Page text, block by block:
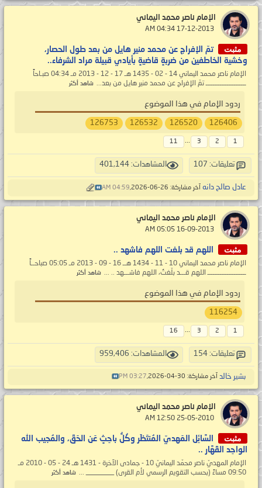
الإمام ناصر محمد اليماني
مثبت
تمّ الإفراج عن محمد منير هايل من بعد طول الحصار،
وخشية الخاطفين من ضربةٍ قاضيةٍ بأيادي قبيلة مراد الشرفاء..
الإمام ناصر محمد اليماني 14 - 02 - 1435 هـ 17 - 12 - 2013 مـ 04:34 صبـاحاً
ـــــــــــــــــــــــ تمّ الإفراج عن محمد منير هايل من بعد... شاهد أكثر
ردود الإمام في هذا الموضوع
126406
126520
126532
126753
1
2
3
...
11
تعليقات: 107 المشاهدات: 401,144
عادل صالح دانه آخر مشاركة: 26-06-2026, 04:59 AM
الإمام ناصر محمد اليماني
مثبت اللهم قد بلغت اللهم فاشهد ..
الإمام ناصر محمد اليماني 10 - 11 - 1434 هــ 16 - 09 - 2013 مـ 05:05 صباحــاً
ــــــــــــــــــــــ اللهم قـــد بلّغتُ، اللهم فاشـــهد .. ... شاهد أكثر
ردود الإمام في هذا الموضوع
116254
1
2
3
...
16
تعليقات: 154 المشاهدات: 959,406
بشير خالد آخر مشاركة: 30-04-2026, 03:27 PM
الإمام ناصر محمد اليماني
مثبت
السَّائِل المَهديّ المُنتَظَر وكُلُّ باحِثٍ عَن الحَقّ، والمُجيب الله
الواحِد القَهَّار ..
الإمام المهديّ ناصر محمّد اليمانيّ 10 - جمادى الآخرة - 1431 هـ 24 - 05 - 2010 مـ
09:50 مساءً (بحسب التقويم الرسمي لأم القرى) ________ ...
شاهد أكثر